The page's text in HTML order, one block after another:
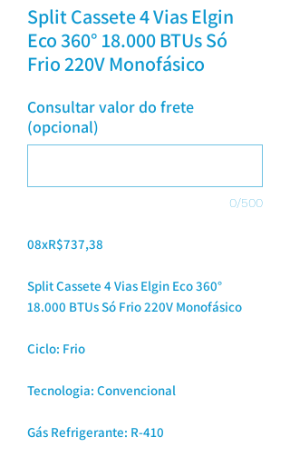
Split Cassete 4 Vias Elgin
Eco 360° 18.000 BTUs Só
Frio 220V Monofásico
Consultar valor do frete
(opcional)
0/500
08xR$737,38
Split Cassete 4 Vias Elgin Eco 360°
18.000 BTUs Só Frio 220V Monofásico
Ciclo: Frio
Tecnologia: Convencional
Gás Refrigerante: R-410